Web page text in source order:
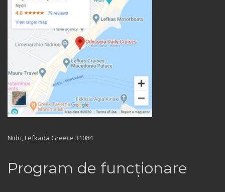
Nidri, Lefkada Greece 31084
Program de funcționare